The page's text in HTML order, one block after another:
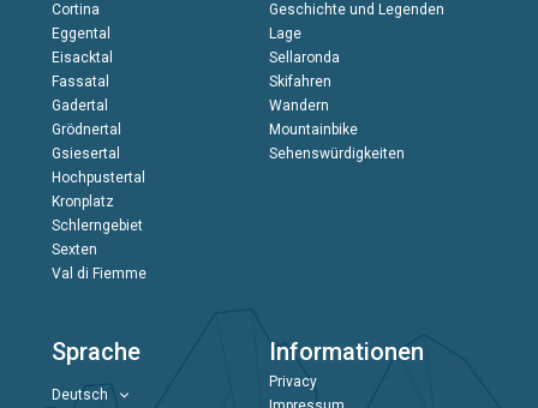
Cortina
Eggental
Eisacktal
Fassatal
Gadertal
Grödnertal
Gsiesertal
Hochpustertal
Kronplatz
Schlerngebiet
Sexten
Val di Fiemme
Geschichte und Legenden
Lage
Sellaronda
Skifahren
Wandern
Mountainbike
Sehenswürdigkeiten
Sprache
Deutsch
Informationen
Privacy